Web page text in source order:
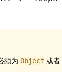
须为 Object 或者